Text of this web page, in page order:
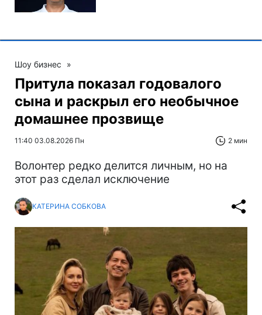
Шоу бизнес »
Притула показал годовалого
сына и раскрыл его необычное
домашнее прозвище
11:40 03.08.2026 Пн 2 мин
Волонтер редко делится личным, но на
этот раз сделал исключение
КАТЕРИНА СОБКОВА